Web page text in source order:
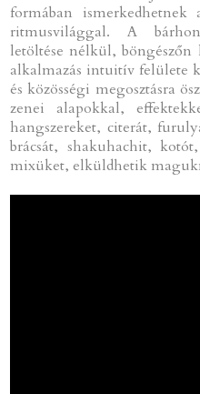
formában
ritmusvilággal. A
letöltése nélkül, böngészőn
alkalmazás intuitív felülete
és közösségi megosztásra
zenei alapokkal,
hangszereket, citerát,
brácsát, shakuhachit,
mixüket, elküldhetik